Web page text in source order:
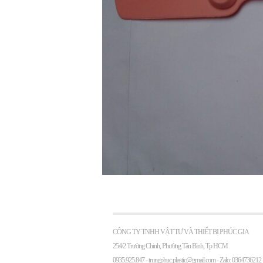
CÔNG TY TNHH VẬT TƯ VÀ THIẾT BỊ PHÚC GIA
254/2 Trường Chinh, Phường Tân Bình, Tp HCM
0935.925.847 -trungphuc.plastic@gmail.com- Zalo: 0364736212